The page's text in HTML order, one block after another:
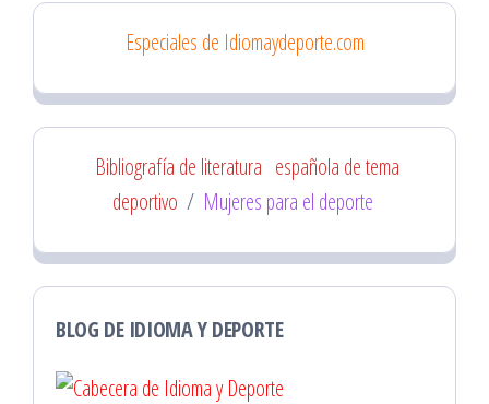
Especiales de Idiomaydeporte.com
Bibliografía de literatura española de tema
deportivo / Mujeres para el deporte
BLOG DE IDIOMA Y DEPORTE